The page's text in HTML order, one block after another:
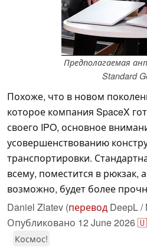
Предполагаемая
Standard
Похоже, что в новом
которое компания SpaceX
своего IPO, основное
усовершенствованию
транспортировки.
всему, поместится в рюкзак,
возможно, будет более
Daniel Zlatev (перевод DeepL /
Опубликовано 12 June 2026
Космос!